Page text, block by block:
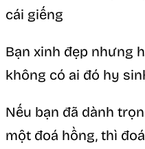
cái giếng
Bạn xinh đẹp nhưng
không có ai đó hy
Nếu bạn đã dành
một đoá hồng, thì